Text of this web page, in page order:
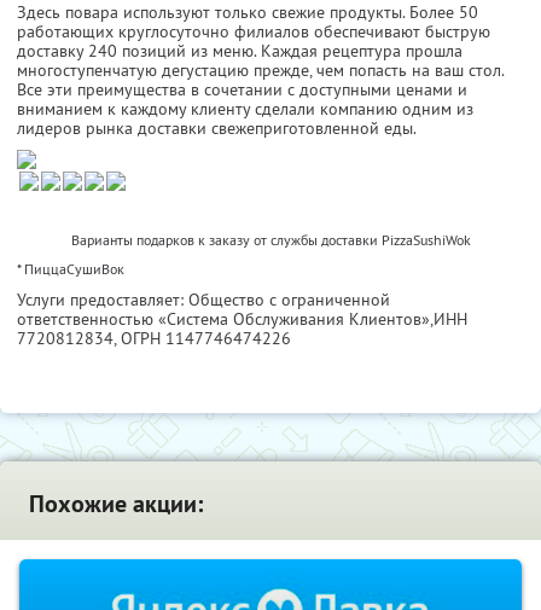
Здесь повара используют только свежие продукты. Более 50
работающих круглосуточно филиалов обеспечивают быструю
доставку 240 позиций из меню. Каждая рецептура прошла
многоступенчатую дегустацию прежде, чем попасть на ваш стол.
Все эти преимущества в сочетании с доступными ценами и
вниманием к каждому клиенту сделали компанию одним из
лидеров рынка доставки свежеприготовленной еды.
Варианты подарков к заказу от службы доставки PizzaSushiWok
* ПиццаСушиВок
Услуги предоставляет: Общество с ограниченной
ответственностью «Система Обслуживания Клиентов»,ИНН
7720812834, ОГРН 1147746474226
Похожие акции: